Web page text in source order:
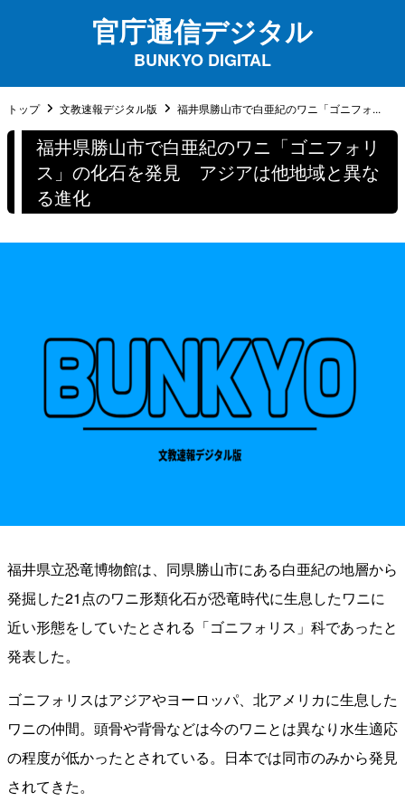
官庁通信デジタル
BUNKYO DIGITAL
トップ 文教速報デジタル版 福井県勝山市で白亜紀のワニ「ゴニフォ...
福井県勝山市で白亜紀のワニ「ゴニフォリ
ス」の化石を発見 アジアは他地域と異な
る進化
福井県立恐竜博物館は、同県勝山市にある白亜紀の地層から
発掘した21点のワニ形類化石が恐竜時代に生息したワニに
近い形態をしていたとされる「ゴニフォリス」科であったと
発表した。
ゴニフォリスはアジアやヨーロッパ、北アメリカに生息した
ワニの仲間。頭骨や背骨などは今のワニとは異なり水生適応
の程度が低かったとされている。日本では同市のみから発見
されてきた。